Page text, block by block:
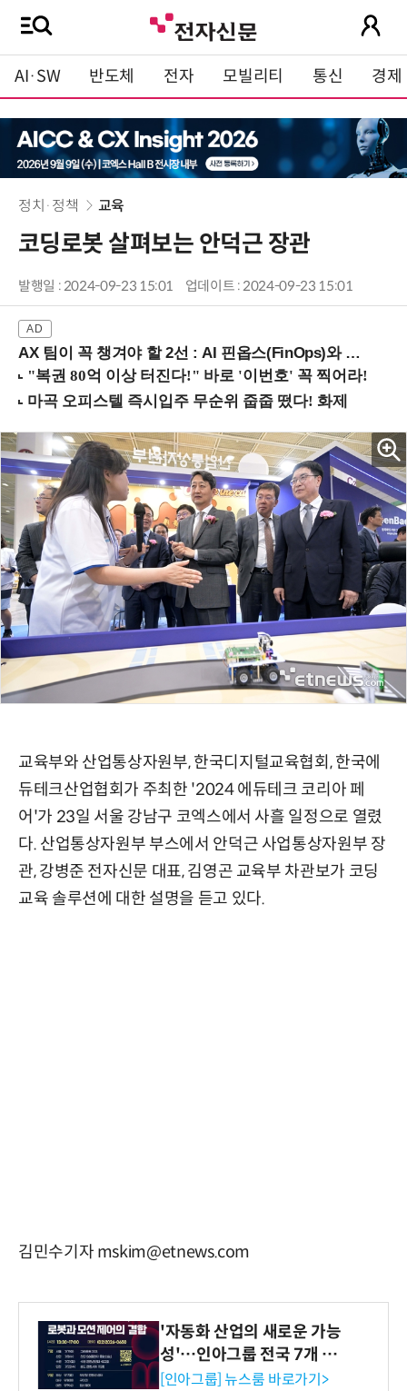
AI·SW 반도체 전자 모빌리티 통신 경제
정치·정책 교육
코딩로봇 살펴보는 안덕근 장관
발행일 : 2024-09-23 15:01 업데이트 : 2024-09-23 15:01
AX 팀이 꼭 챙겨야 할 2선 : AI 핀옵스(FinOps)와 토큰 거버넌스 (8/21 잠실역)
교육부와 산업통상자원부, 한국디지털교육협회, 한국에
듀테크산업협회가 주최한 '2024 에듀테크 코리아 페
어'가 23일 서울 강남구 코엑스에서 사흘 일정으로 열렸
다. 산업통상자원부 부스에서 안덕근 사업통상자원부 장
관, 강병준 전자신문 대표, 김영곤 교육부 차관보가 코딩
교육 솔루션에 대한 설명을 듣고 있다.
김민수기자 mskim@etnews.com
'자동화 산업의 새로운 가능
성'…인아그룹 전국 7개 도
시 세미나 페어 개최
[인아그룹] 뉴스룸 바로가기>